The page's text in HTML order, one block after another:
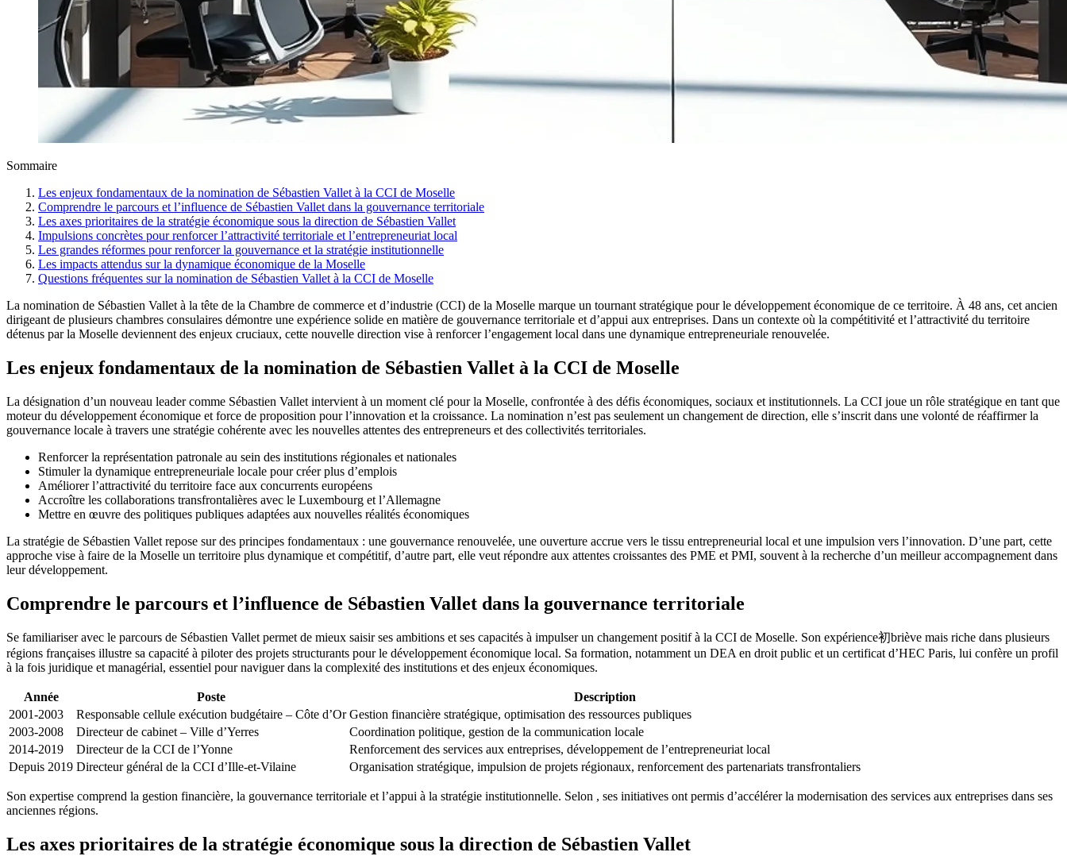
Sommaire
Les enjeux fondamentaux de la nomination de Sébastien Vallet à la CCI de Moselle
Comprendre le parcours et l’influence de Sébastien Vallet dans la gouvernance territoriale
Les axes prioritaires de la stratégie économique sous la direction de Sébastien Vallet
Impulsions concrètes pour renforcer l’attractivité territoriale et l’entrepreneuriat local
Les grandes réformes pour renforcer la gouvernance et la stratégie institutionnelle
Les impacts attendus sur la dynamique économique de la Moselle
Questions fréquentes sur la nomination de Sébastien Vallet à la CCI de Moselle
La nomination de Sébastien Vallet à la tête de la Chambre de commerce et d’industrie (CCI) de la Moselle marque un tournant stratégique pour le développement économique de ce territoire. À 48 ans, cet ancien
dirigeant de plusieurs chambres consulaires démontre une expérience solide en matière de gouvernance territoriale et d’appui aux entreprises. Dans un contexte où la compétitivité et l’attractivité du territoire
détenus par la Moselle deviennent des enjeux cruciaux, cette nouvelle direction vise à renforcer l’engagement local dans une dynamique entrepreneuriale renouvelée.
Les enjeux fondamentaux de la nomination de Sébastien Vallet à la CCI de Moselle
La désignation d’un nouveau leader comme Sébastien Vallet intervient à un moment clé pour la Moselle, confrontée à des défis économiques, sociaux et institutionnels. La CCI joue un rôle stratégique en tant que
moteur du développement économique et force de proposition pour l’innovation et la croissance. La nomination n’est pas seulement un changement de direction, elle s’inscrit dans une volonté de réaffirmer la
gouvernance locale à travers une stratégie cohérente avec les nouvelles attentes des entrepreneurs et des collectivités territoriales.
Renforcer la représentation patronale au sein des institutions régionales et nationales
Stimuler la dynamique entrepreneuriale locale pour créer plus d’emplois
Améliorer l’attractivité du territoire face aux concurrents européens
Accroître les collaborations transfrontalières avec le Luxembourg et l’Allemagne
Mettre en œuvre des politiques publiques adaptées aux nouvelles réalités économiques
La stratégie de Sébastien Vallet repose sur des principes fondamentaux : une gouvernance renouvelée, une ouverture accrue vers le tissu entrepreneurial local et une impulsion vers l’innovation. D’une part, cette
approche vise à faire de la Moselle un territoire plus dynamique et compétitif, d’autre part, elle veut répondre aux attentes croissantes des PME et PMI, souvent à la recherche d’un meilleur accompagnement dans
leur développement.
Comprendre le parcours et l’influence de Sébastien Vallet dans la gouvernance territoriale
Se familiariser avec le parcours de Sébastien Vallet permet de mieux saisir ses ambitions et ses capacités à impulser un changement positif à la CCI de Moselle. Son expérience初briève mais riche dans plusieurs
régions françaises illustre sa capacité à piloter des projets structurants pour le développement économique local. Sa formation, notamment un DEA en droit public et un certificat d’HEC Paris, lui confère un profil
à la fois juridique et managérial, essentiel pour naviguer dans la complexité des institutions et des enjeux économiques.
Année Poste
Description
2001-2003
Responsable cellule exécution budgétaire – Côte d’Or Gestion financière stratégique, optimisation des ressources publiques
2003-2008
Directeur de cabinet – Ville d’Yerres
Coordination politique, gestion de la communication locale
2014-2019
Directeur de la CCI de l’Yonne
Renforcement des services aux entreprises, développement de l’entrepreneuriat local
Depuis 2019 Directeur général de la CCI d’Ille-et-Vilaine Organisation stratégique, impulsion de projets régionaux, renforcement des partenariats transfrontaliers
Son expertise comprend la gestion financière, la gouvernance territoriale et l’appui à la stratégie institutionnelle. Selon , ses initiatives ont permis d’accélérer la modernisation des services aux entreprises dans ses
anciennes régions.
Les axes prioritaires de la stratégie économique sous la direction de Sébastien Vallet